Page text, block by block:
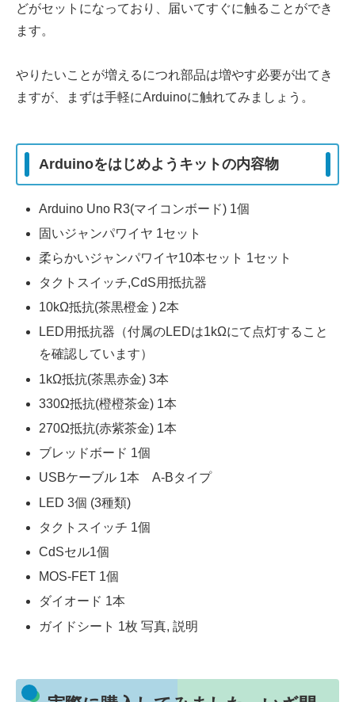
どがセットになっており、届いてすぐに触ることができ
ます。
やりたいことが増えるにつれ部品は増やす必要が出てき
ますが、まずは手軽にArduinoに触れてみましょう。
Arduinoをはじめようキットの内容物
Arduino Uno R3(マイコンボード) 1個
固いジャンパワイヤ 1セット
柔らかいジャンパワイヤ10本セット 1セット
タクトスイッチ,CdS用抵抗器
10kΩ抵抗(茶黒橙金 ) 2本
LED用抵抗器（付属のLEDは1kΩにて点灯すること
を確認しています）
1kΩ抵抗(茶黒赤金) 3本
330Ω抵抗(橙橙茶金) 1本
270Ω抵抗(赤紫茶金) 1本
ブレッドボード 1個
USBケーブル 1本 A-Bタイプ
LED 3個 (3種類)
タクトスイッチ 1個
CdSセル1個
MOS-FET 1個
ダイオード 1本
ガイドシート 1枚 写真, 説明